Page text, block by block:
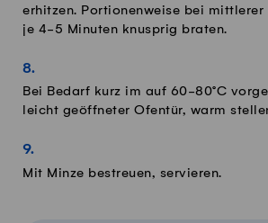
erhitzen. Portionenweise bei
je 4-5 Minuten knusprig braten.
Bei Bedarf kurz im auf 60-80°C
leicht geöffneter Ofentür, warm
Mit Minze bestreuen, servieren.